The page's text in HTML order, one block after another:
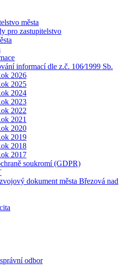
města
pro zastupitelstvo
informací dle z.č. 106⁄1999 Sb.
2026
2025
2024
2023
2022
2021
2020
2019
2018
2017
soukromí (GDPR)
dokument města Březová nad
odbor